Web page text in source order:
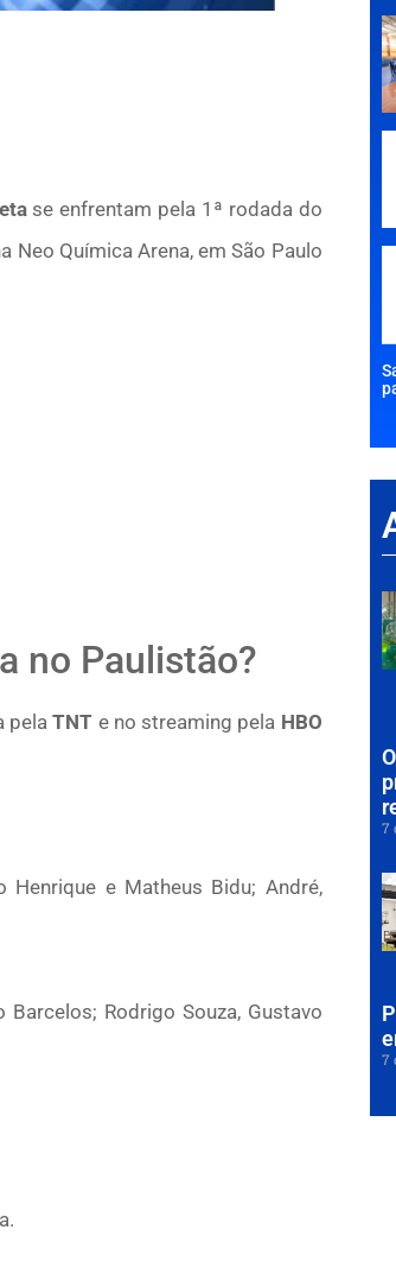
se enfrentam pela 1ª rodada do
Neo Química Arena, em São Paulo
no Paulistão?
pelaTNT e no streaming pela HBO
Henrique e Matheus Bidu; André,
Barcelos; Rodrigo Souza, Gustavo
7
7